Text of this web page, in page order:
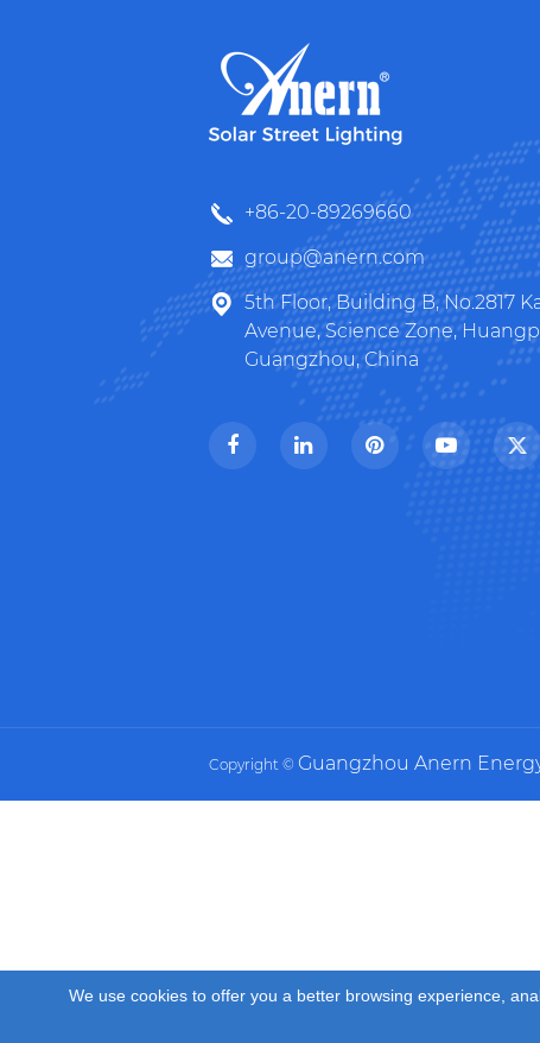
+86-20-89269660
group@anern.com
5th Floor, Building B, No.2817
Avenue, Science Zone,
Guangzhou, China
Copyright © Guangzhou Anern
We use cookies to offer you a better browsing experience,